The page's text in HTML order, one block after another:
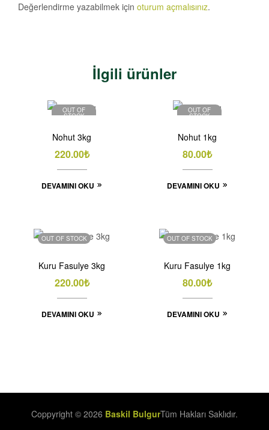
Değerlendirme yazabilmek için oturum açmalısınız.
İlgili ürünler
OUT OF
STOCK
Nohut 3kg
220.00₺
DEVAMINI OKU
OUT OF
STOCK
Nohut 1kg
80.00₺
DEVAMINI OKU
OUT OF STOCK
Kuru Fasulye 3kg
220.00₺
DEVAMINI OKU
OUT OF STOCK
Kuru Fasulye 1kg
80.00₺
DEVAMINI OKU
Coppyright © 2026 Baskil BulgurTüm Hakları Saklıdır.